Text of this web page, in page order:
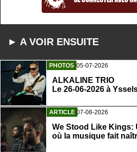
► A VOIR ENSUITE
PHOTOS 05-07-2026
ALKALINE TRIO
Le 26-06-2026 à
ARTICLE 07-08-2026
We Stood Like Kings:
où la musique fait